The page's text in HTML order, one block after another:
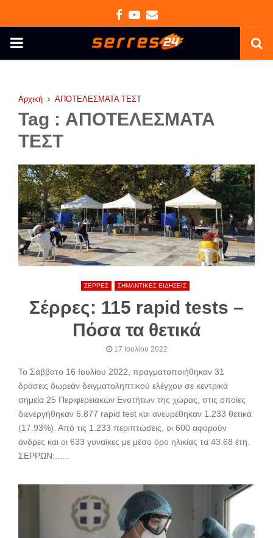
Facebook
Youtube
Email
PRIMARY
Αρχική ΑΠΟΤΕΛΕΣΜΑΤΑ ΤΕΣΤ
Tag : ΑΠΟΤΕΛΕΣΜΑΤΑ
ΤΕΣΤ
ΣΕΡΡΕΣ ΣΗΜΑΝΤΙΚΕΣ ΕΙΔΗΣΕΙΣ
Σέρρες: 115 rapid tests –
Πόσα τα θετικά
17 Ιουλίου 2022
Το Σάββατο 16 Ιουλίου 2022, πραγματοποιήθηκαν 31
δράσεις δωρεάν δειγματοληπτικού ελέγχου σε κεντρικά
σημεία 25 Περιφερειακών Ενοτήτων της χώρας, στις οποίες
διενεργήθηκαν 6.877 rapid test και ανευρέθηκαν 1.233 θετικά
(17.93%). Από τις 1.233 περιπτώσεις, οι 600 αφορούν
άνδρες και οι 633 γυναίκες με μέσο όρο ηλικίας τα 43.68 έτη.
ΣΕΡΡΩΝ:......